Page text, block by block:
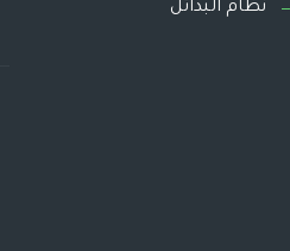
نظام البدائل